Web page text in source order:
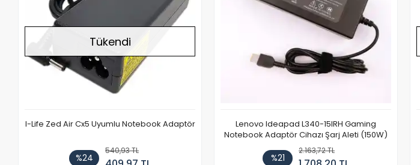
Tükendi
I-Life Zed Air Cx5 Uyumlu Notebook Adaptör
%24
540,93 TL
Lenovo Ideapad L340-15IRH Gaming
Notebook Adaptör Cihazı Şarj Aleti (150W)
%21
2.163,72 TL